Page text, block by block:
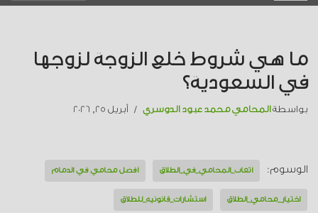
ما هي شروط خلع الزوجة لزوجها
في السعودية؟
بواسطة المحامي محمد عبود الدوسري أبريل 25, 2026
الوسوم: أتعاب_المحامي_في_الطلاق أفضل محامي في الدمام
اختيار_محامي_الطلاق استشارات_قانونية_للطلاق